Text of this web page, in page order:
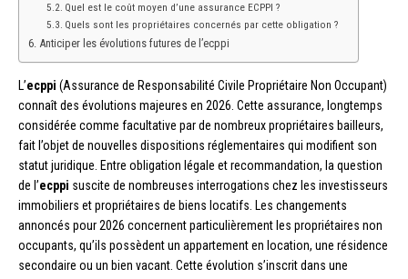
Quel est le coût moyen d’une assurance ECPPI ?
Quels sont les propriétaires concernés par cette obligation ?
Anticiper les évolutions futures de l’ecppi
L’ecppi (Assurance de Responsabilité Civile Propriétaire Non Occupant)
connaît des évolutions majeures en 2026. Cette assurance, longtemps
considérée comme facultative par de nombreux propriétaires bailleurs,
fait l’objet de nouvelles dispositions réglementaires qui modifient son
statut juridique. Entre obligation légale et recommandation, la question
de l’ecppi suscite de nombreuses interrogations chez les investisseurs
immobiliers et propriétaires de biens locatifs. Les changements
annoncés pour 2026 concernent particulièrement les propriétaires non
occupants, qu’ils possèdent un appartement en location, une résidence
secondaire ou un bien vacant. Cette évolution s’inscrit dans une